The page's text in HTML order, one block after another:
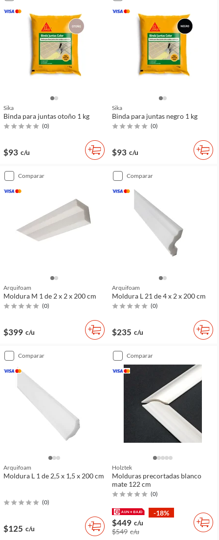
Sika
Binda para juntas otoño 1 kg
(0)
$93 c/u
Sika
Binda para juntas negro 1 kg
(0)
$93 c/u
comparar
Arquifoam
Moldura M 1 de 2 x 2 x 200 cm
(0)
$399 c/u
comparar
Arquifoam
Moldura L 21 de 4 x 2 x 200 cm
(0)
$235 c/u
comparar
Arquifoam
Moldura L 1 de 2,5 x 1,5 x 200 cm
(0)
$125 c/u
comparar
Holztek
Molduras precortadas blanco
mate 122 cm
(0)
-18%
$449 c/u
$549 c/u